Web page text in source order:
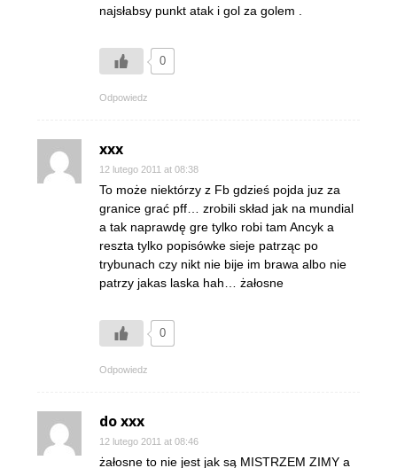
najsłabsy punkt atak i gol za golem .
0
Odpowiedz
xxx
12 lutego 2011 at 08:38
To może niektórzy z Fb gdzieś pojda juz za
granice grać pff… zrobili skład jak na mundial
a tak naprawdę gre tylko robi tam Ancyk a
reszta tylko popisówke sieje patrząc po
trybunach czy nikt nie bije im brawa albo nie
patrzy jakas laska hah… żałosne
0
Odpowiedz
do xxx
12 lutego 2011 at 08:46
żałosne to nie jest jak są MISTRZEM ZIMY a